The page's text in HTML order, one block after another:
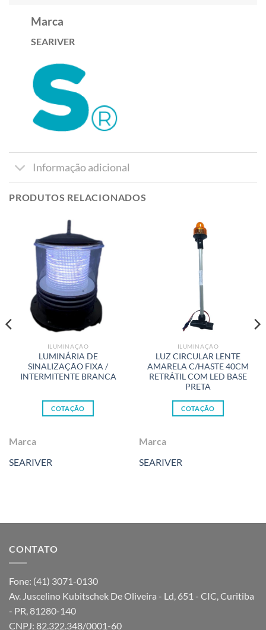
Marca
SEARIVER
Informação adicional
PRODUTOS RELACIONADOS
ILUMINAÇÃO
LUMINÁRIA DE
SINALIZAÇÃO FIXA /
INTERMITENTE BRANCA
COTAÇÃO
Marca
SEARIVER
ILUMINAÇÃO
LUZ CIRCULAR LENTE
AMARELA C/HASTE 40CM
RETRÁTIL COM LED BASE
PRETA
COTAÇÃO
Marca
SEARIVER
CONTATO
Fone: (41) 3071-0130
Av. Juscelino Kubitschek De Oliveira - Ld, 651 - CIC, Curitiba
- PR, 81280-140
CNPJ: 82.322.348/0001-60